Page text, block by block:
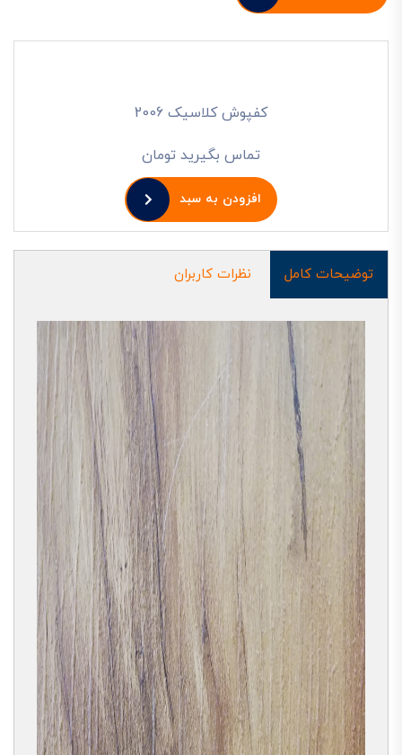
کفپوش کلاسیک 2006
تماس بگیرید تومان
افزودن به سبد
توضیحات کامل نظرات کاربران